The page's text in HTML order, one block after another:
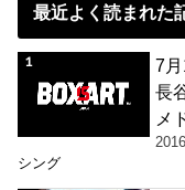
最近よく読まれた
7
長
メ
シング